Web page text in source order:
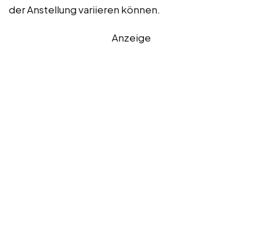
der Anstellung variieren können.
Anzeige